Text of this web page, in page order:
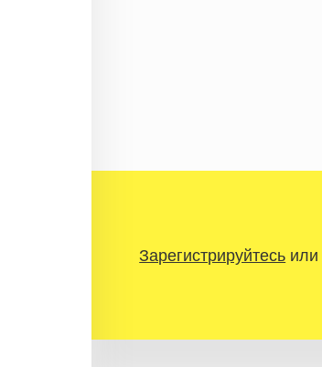
Зарегистрируйтесьили